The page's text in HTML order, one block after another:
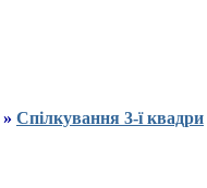
» Спілкування 3-ї квадри